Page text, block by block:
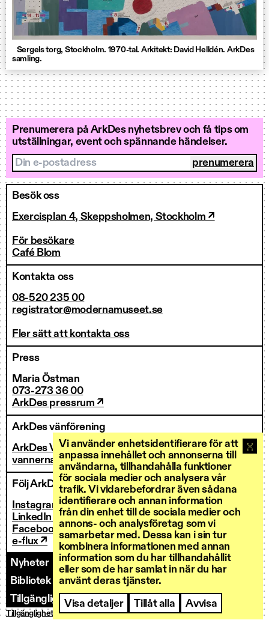
Vi använder enhetsidentifierare för att
anpassa innehållet och annonserna till
användarna, tillhandahålla funktioner
för sociala medier och analysera vår
trafik. Vi vidarebefordrar även sådana
identifierare och annan information
från din enhet till de sociala medier och
annons- och analysföretag som vi
samarbetar med. Dessa kan i sin tur
kombinera informationen med annan
information som du har tillhandahållit
eller som de har samlat in när du har
använt deras tjänster.
Visa detaljer Tillåt alla Avvisa
Sergels torg, Stockholm. 1970-tal. Arkitekt: David Helldén. ArkDes
samling.
Prenumerera på ArkDes nyhetsbrev och få tips om
utställningar, event och spännande händelser.
Din e-postadress
Besök oss
Exercisplan 4, Skeppsholmen, Stockholm ↗
För besökare
Café Blom
Kontakta oss
08-520 235 00
registrator@modernamuseet.se
Fler sätt att kontakta oss
Press
Maria Östman
073-273 36 00
ArkDes pressrum ↗
ArkDes vänförening
ArkDes Vänner
vannerna@arkdes.se
Följ ArkDes
Instagram ↗
LinkedIn ↗
Facebook ↗
e-flux ↗
Nyheter
Kontakt Personal
Fakturering
Bibliotek och forskarservice
Utlysningar
Tillgänglighet
TillgänglighetsredogörelseIntegritetspolicyCookies© ArkDes 2026